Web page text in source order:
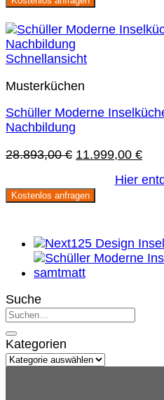
19.230,00 €
Schnellansicht
Musterküchen
Schüller Moderne
Nachbildung
28.893,00€ Ursprünglicher
28.893,00 €
11.999,00 €
ist:
Hier
Kostenlos anfragen
Suche
Kategorien
Kategorien